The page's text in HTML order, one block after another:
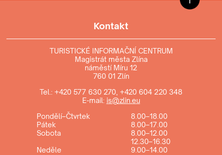
Kontakt
TURISTICKÉ INFORMAČNÍ CENTRUM
Magistrát města Zlína
náměstí Míru 12
760 01 Zlín
Tel.: +420 577 630 270, +420 604 220 348
E-mail: is@zlin.eu
Pondělí–Čtvrtek
8.00–18.00
Pátek
8.00–17.00
Sobota
8.00–12.00
12.30–16.30
Neděle
9.00–14.00